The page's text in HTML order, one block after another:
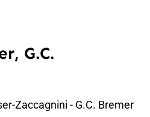
G.C.
Zaccagnini - G.C. Bremer